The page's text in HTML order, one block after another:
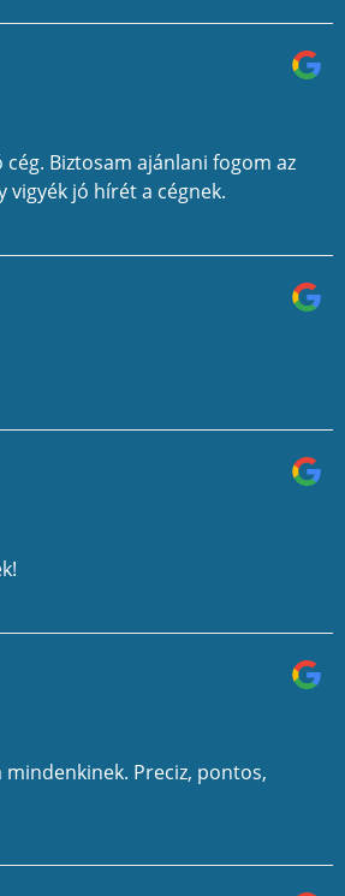
Biztosam ajánlani fogom az
vigyék jó hírét a cégnek.
Preciz, pontos,